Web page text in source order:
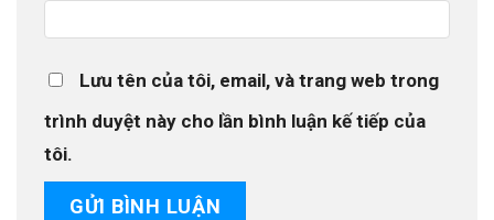
Lưu tên của tôi, email, và trang web trong
trình duyệt này cho lần bình luận kế tiếp của
tôi.